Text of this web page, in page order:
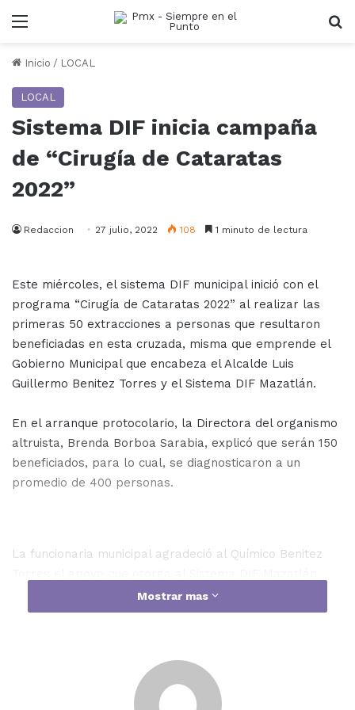
Menu
Inicio / LOCAL
LOCAL
Sistema DIF inicia campaña
de “Cirugía de Cataratas
2022”
Redaccion 27 julio, 2022 108 1 minuto de lectura
Este miércoles, el sistema DIF municipal inició con el
programa “Cirugía de Cataratas 2022” al realizar las
primeras 50 extracciones a personas que resultaron
beneficiadas en esta cruzada, misma que emprende el
Gobierno Municipal que encabeza el Alcalde Luis
Guillermo Benitez Torres y el Sistema DIF Mazatlán.
En el arranque protocolario, la Directora del organismo
altruista, Brenda Borboa Sarabia, explicó que serán 150
beneficiados, para lo cual, se diagnosticaron a un
promedio de 400 personas.
La funcionaria municipal agradeció al Químico Benitez
para la realización de este tipo de jornadas y por
siempre estar al pendiente de lo que ocupa la
“Le agradezco enormemente el hecho de que nos apoye
a nosotros como sistema DIF, en donde esté DIF, está
Mostrar mas